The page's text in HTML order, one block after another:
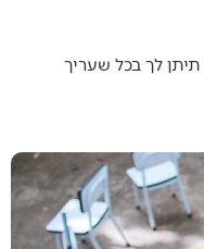
לך בכל שעריך